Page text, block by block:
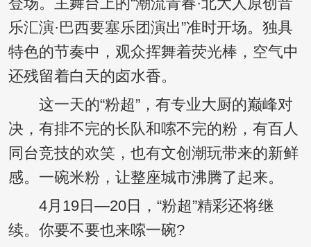
登场。主舞台上的“潮流青春·北大人原创音
乐汇演·巴西要塞乐团演出”准时开场。独具
特色的节奏中，观众挥舞着荧光棒，空气中
还残留着白天的卤水香。
这一天的“粉超”，有专业大厨的巅峰对
决，有排不完的长队和嗦不完的粉，有百人
同台竞技的欢笑，也有文创潮玩带来的新鲜
感。一碗米粉，让整座城市沸腾了起来。
4月19日—20日，“粉超”精彩还将继
续。你要不要也来嗦一碗?